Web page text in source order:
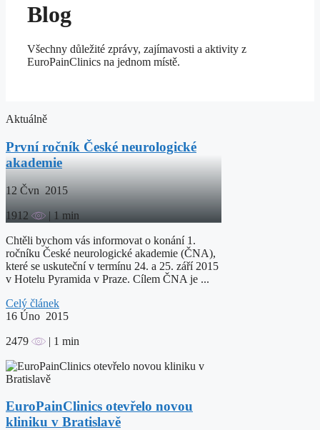
Blog
Všechny důležité zprávy, zajímavosti a aktivity z
EuroPainClinics na jednom místě.
Aktuálně
První ročník České neurologické
akademie
12 Čvn 2015
1912 | 1 min
Chtěli bychom vás informovat o konání 1.
ročníku České neurologické akademie (ČNA),
které se uskuteční v termínu 24. a 25. září 2015
v Hotelu Pyramida v Praze. Cílem ČNA je ...
Celý článek
16 Úno 2015
2479 | 1 min
EuroPainClinics otevřelo novou
kliniku v Bratislavě